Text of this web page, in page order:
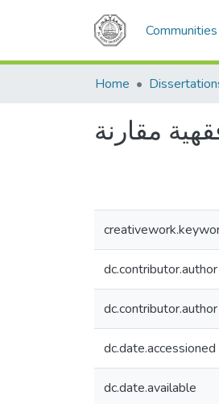
Home
dc.contributor.author
dc.contributor.author
dc.date.accessioned
dc.date.available